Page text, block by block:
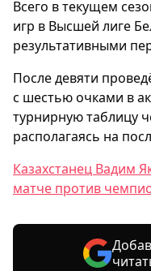
Всего в текущем
игр в Высшей лиге
результативными
После девяти
с шестью очками в
турнирную таблицу
располагаясь на
Казахстанец Вадим
матче против